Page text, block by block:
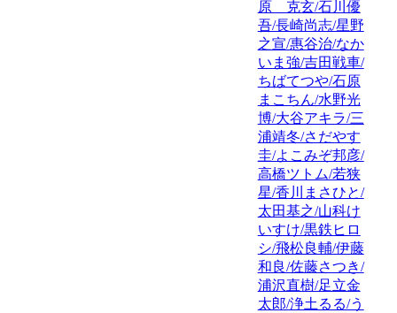
原 克玄/石川優
吾/長崎尚志/星野
之宣/惠谷治/なか
いま強/吉田戦車/
ちばてつや/石原
まこちん/水野光
博/大谷アキラ/三
浦靖冬/さだやす
圭/よこみぞ邦彦/
高橋ツトム/若狭
星/香川まさひと/
太田基之/山科け
いすけ/黒鉄ヒロ
シ/飛松良輔/伊藤
和良/佐藤さつき/
浦沢直樹/足立金
太郎/浄土るる/う